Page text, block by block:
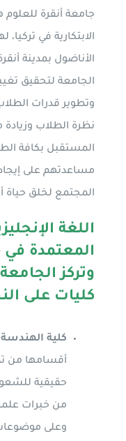
جامعة أنقرة
الابتكارية في
الأناضول بمدينة
الجامعة لتحقيق
وتطوير قدرات
نظرة الطلاب
المستقبل بكافة
مساعدتهم على
المجتمع لخلق
اللغة
المعتمدة في
كليات على
كلية
أقسامها من
حقيقية
من خبرات
وعلى